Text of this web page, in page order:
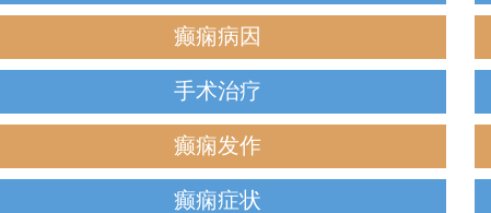
癫痫病因
手术治疗
癫痫发作
癫痫症状